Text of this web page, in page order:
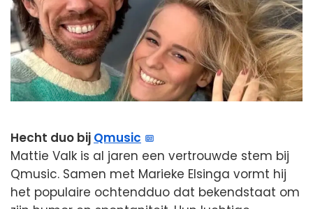
Hecht duo bij Qmusic
Mattie Valk is al jaren een vertrouwde stem bij
Qmusic. Samen met Marieke Elsinga vormt hij
het populaire ochtendduo dat bekendstaat om